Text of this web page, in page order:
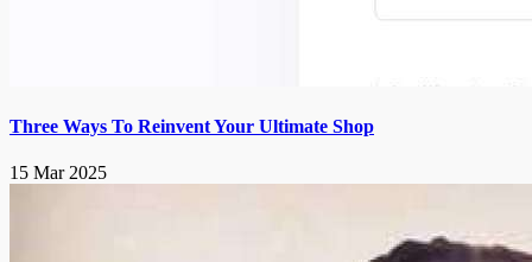
Three Ways To Reinvent Your Ultimate Shop
15 Mar 2025